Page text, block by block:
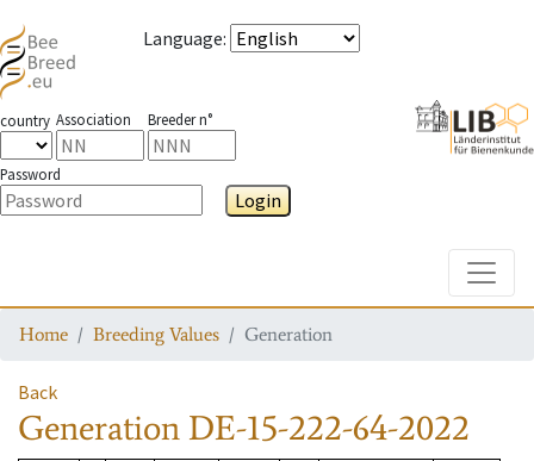
Language:
country Association Breeder n°
Password
Login
Home Breeding Values Generation
Back
Generation DE-15-222-64-2022